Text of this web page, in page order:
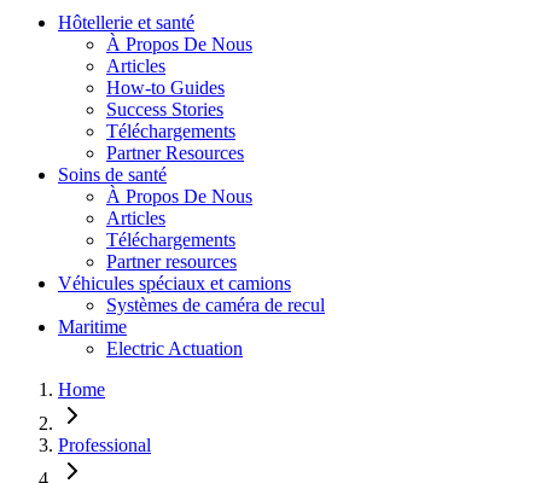
Hôtellerie et santé
À Propos De Nous
Articles
How-to Guides
Success Stories
Téléchargements
Partner Resources
Soins de santé
À Propos De Nous
Articles
Téléchargements
Partner resources
Véhicules spéciaux et camions
Systèmes de caméra de recul
Maritime
Electric Actuation
Home
Professional